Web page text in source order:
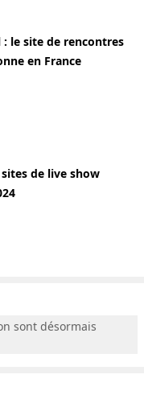
: le site de rencontres
en France
de live show
sont désormais